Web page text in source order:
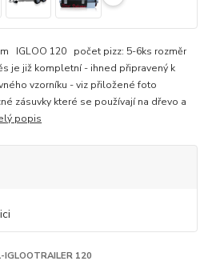
IGLOO 120 počet pizz: 5-6ks rozměr
je již kompletní - ihned připravený k
vzorníku - viz přiložené foto
zásuvky které se používají na dřevo a
popis
IGLOOTRAILER 120